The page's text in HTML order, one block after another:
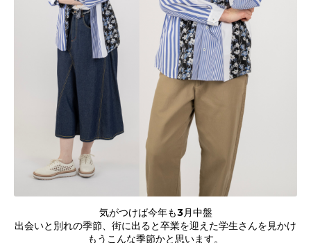
気がつけば今年も3月中盤
出会いと別れの季節、街に出ると卒業を迎えた学生さんを見かけ
もうこんな季節かと思います。